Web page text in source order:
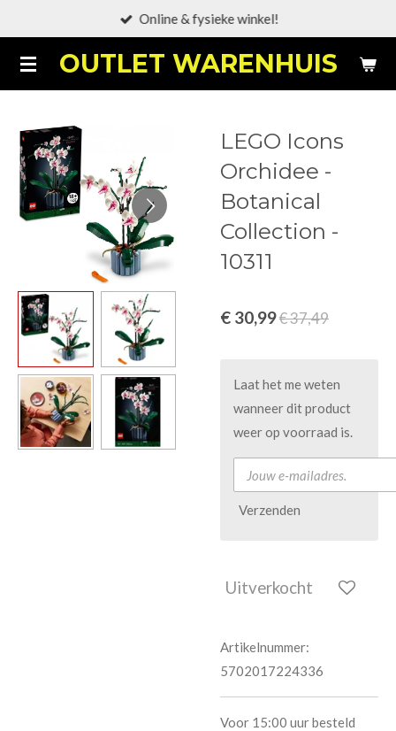
naar
de
OUTLET WARENHUIS
Online & fysieke winkel!
LEGO Icons
Orchidee -
Botanical
Collection -
10311
€ 30,99€ 37,49
Laat het me weten
wanneer dit product
weer op voorraad is.
Verzenden
Uitverkocht
Artikelnummer:
5702017224336
Voor 15:00 uur besteld